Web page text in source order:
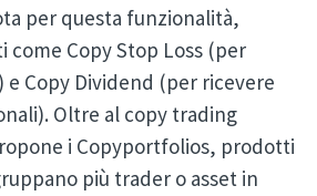
per questa funzionalità,
Copy Stop Loss (per
Copy Dividend (per ricevere
Oltre al copy trading
i Copyportfolios, prodotti
più trader o asset in